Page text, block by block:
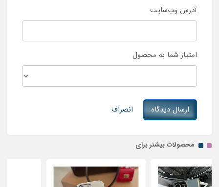
آدرس وب‌سایت
امتیاز شما به محصول
ارسال دیدگاه انصراف
محصولات بیشتر برای